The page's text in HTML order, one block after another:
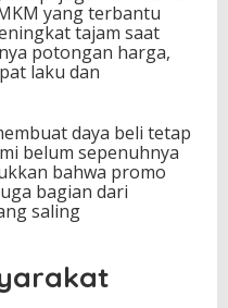
yang terbantu
tajam saat
potongan harga,
laku dan
daya beli tetap
belum sepenuhnya
bahwa promo
bagian dari
saling